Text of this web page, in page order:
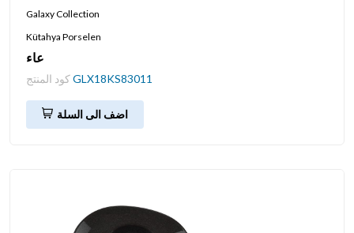
Galaxy Collection
Kütahya Porselen
عاء
GLX18KS83011
اضف الى السلة